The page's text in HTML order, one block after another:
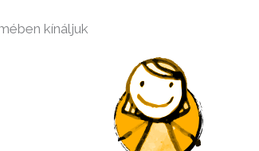
kínáljuk